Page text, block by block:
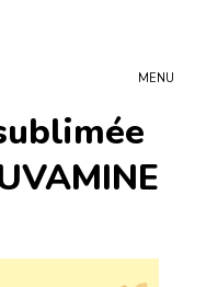
MENU